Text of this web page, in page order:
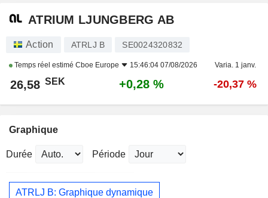
ATRIUM LJUNGBERG AB
Action ATRLJ B SE0024320832
Temps réel estimé Cboe Europe 15:46:04 07/08/2026 Varia. 1 janv.
26,58 SEK +0,28 % -20,37 %
Graphique
Durée Période
ATRLJ B: Graphique dynamique